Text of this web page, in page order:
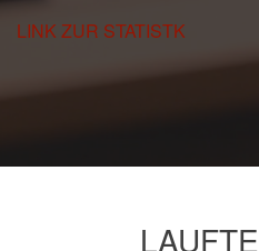
LINK ZUR STATISTK